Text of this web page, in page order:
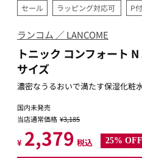
セール ラッピング対応可 P
ランコム ／ LANCOME
トニック コンフォート
サイズ
濃密なうるおいで満たす保湿化粧
国内未発売
当店通常価格 ¥3,185
¥ 2,379 税込 25% OFF